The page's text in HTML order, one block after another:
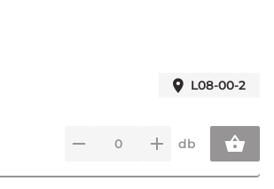
L08-00-2
db